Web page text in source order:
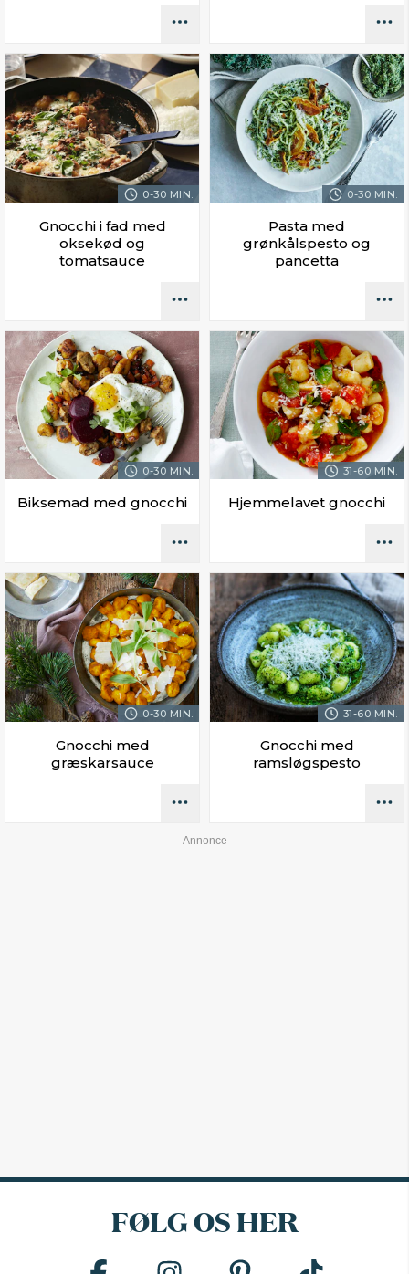
0-30 MIN.
Gnocchi i fad med
oksekød og
tomatsauce
0-30 MIN.
Pasta med
grønkålspesto og
pancetta
0-30 MIN.
Biksemad med gnocchi
31-60 MIN.
Hjemmelavet gnocchi
0-30 MIN.
Gnocchi med
græskarsauce
31-60 MIN.
Gnocchi med
ramsløgspesto
FØLG OS HER